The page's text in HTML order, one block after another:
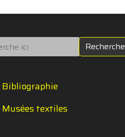
Recherche
Bibliographie
Musées textiles